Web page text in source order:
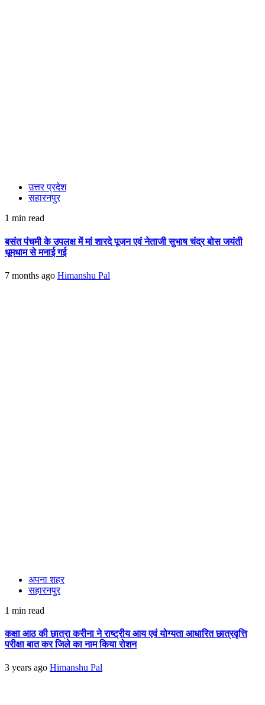
उत्तर प्रदेश
सहारनपुर
1 min read
बसंत पंचमी के उपलक्ष में मां शारदे पूजन एवं नेताजी सुभाष चंद्र बोस जयंती
धूमधाम से मनाई गई
7 months ago Himanshu Pal
अपना शहर
सहारनपुर
1 min read
कक्षा आठ की छात्रा करीना ने राष्ट्रीय आय एवं योग्यता आधारित छात्रवृत्ति
परीक्षा बात कर जिले का नाम किया रोशन
3 years ago Himanshu Pal